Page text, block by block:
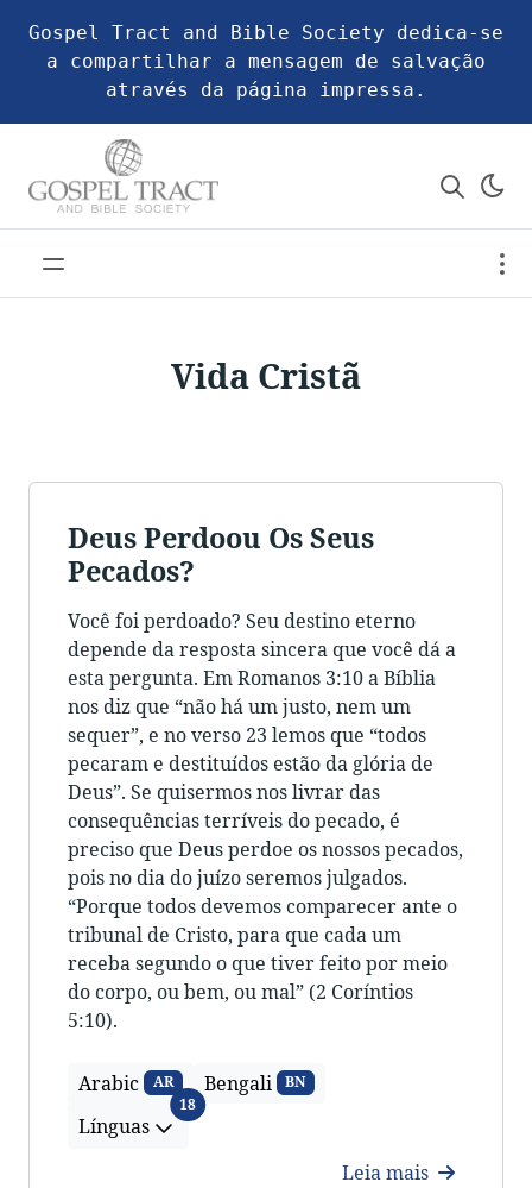
Gospel Tract and Bible Society dedica-se
a compartilhar a mensagem de salvação
através da página impressa.
Vida Cristã
Deus Perdoou Os Seus
Pecados?
Você foi perdoado? Seu destino eterno
depende da resposta sincera que você dá a
esta pergunta. Em Romanos 3:10 a Bíblia
nos diz que “não há um justo, nem um
sequer”, e no verso 23 lemos que “todos
pecaram e destituídos estão da glória de
Deus”. Se quisermos nos livrar das
consequências terríveis do pecado, é
preciso que Deus perdoe os nossos pecados,
pois no dia do juízo seremos julgados.
“Porque todos devemos comparecer ante o
tribunal de Cristo, para que cada um
receba segundo o que tiver feito por meio
do corpo, ou bem, ou mal” (2 Coríntios
5:10).
Arabic AR Bengali BN
Línguas
18Línguas
Leia mais